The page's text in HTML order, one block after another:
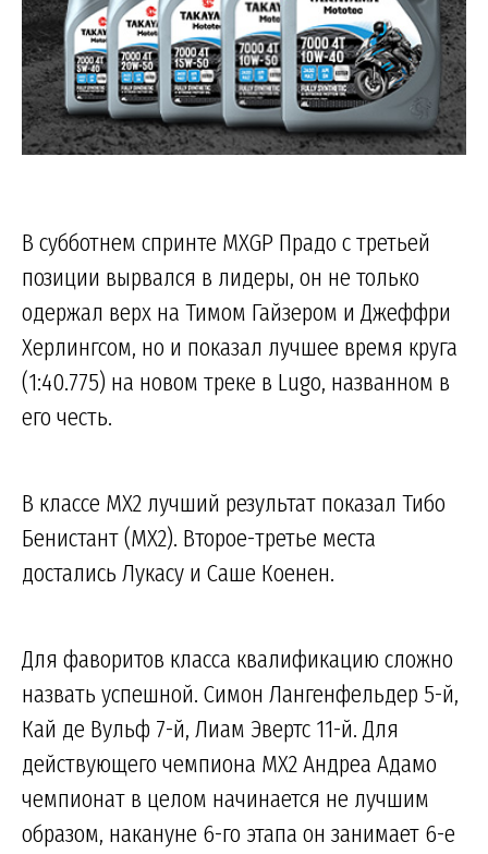
В субботнем спринте MXGP Прадо с третьей
позиции вырвался в лидеры, он не только
одержал верх на Тимом Гайзером и Джеффри
Херлингсом, но и показал лучшее время круга
(1:40.775) на новом треке в Lugo, названном в
его честь.
В классе MX2 лучший результат показал Тибо
Бенистант (MX2). Второе-третье места
достались Лукасу и Саше Коенен.
Для фаворитов класса квалификацию сложно
назвать успешной. Симон Лангенфельдер 5-й,
Кай де Вульф 7-й, Лиам Эвертс 11-й. Для
действующего чемпиона MX2 Андреа Адамо
чемпионат в целом начинается не лучшим
образом, накануне 6-го этапа он занимает 6-е